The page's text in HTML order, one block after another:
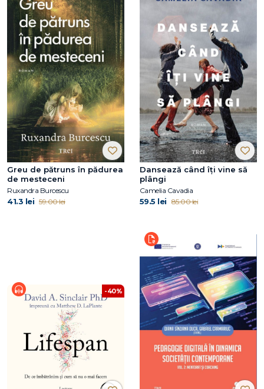
Greu de pătruns în pădurea
de mesteceni
Ruxandra Burcescu
41.3 lei 59.00 lei
Dansează când îți vine să
plângi
Camelia Cavadia
59.5 lei 85.00 lei
-40%